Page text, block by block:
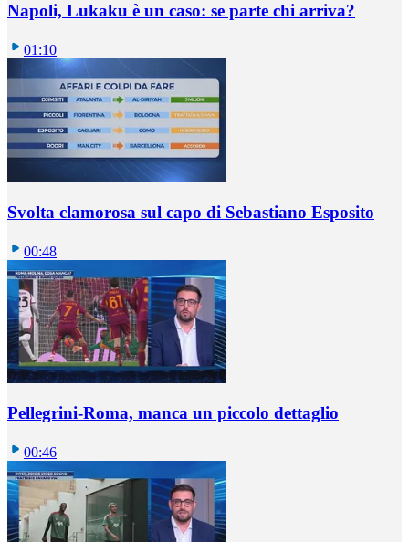
Napoli, Lukaku è un caso: se parte chi arriva?
01:10
Svolta clamorosa sul capo di Sebastiano Esposito
00:48
Pellegrini-Roma, manca un piccolo dettaglio
00:46